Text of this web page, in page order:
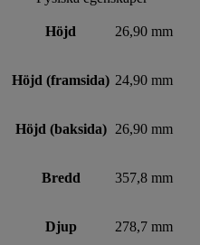
Höjd 26,90 mm
Höjd (framsida) 24,90 mm
Höjd (baksida) 26,90 mm
Bredd 357,8 mm
Djup 278,7 mm